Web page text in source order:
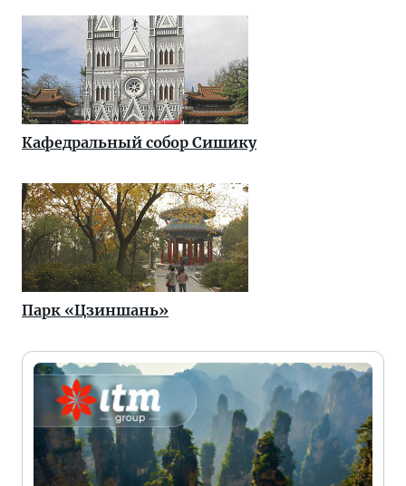
Кафедральный собор Сишику
Парк «Цзиншань»